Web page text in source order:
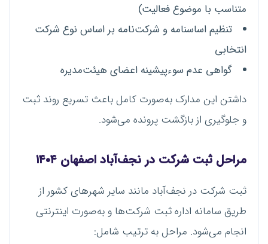
متناسب با موضوع فعالیت)
تنظیم اساسنامه و شرکت‌نامه بر اساس نوع شرکت
انتخابی
گواهی عدم سوءپیشینه اعضای هیئت‌مدیره
داشتن این مدارک به‌صورت کامل باعث تسریع روند ثبت
و جلوگیری از بازگشت پرونده می‌شود.
مراحل ثبت شرکت در نجف‌آباد اصفهان ۱۴۰۴
ثبت شرکت در نجف‌آباد مانند سایر شهرهای کشور از
طریق سامانه اداره ثبت شرکت‌ها و به‌صورت اینترنتی
انجام می‌شود. مراحل به ترتیب شامل: